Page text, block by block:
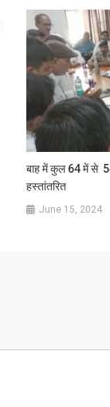
बाह में कुल 64 में से
हस्तांतरित
June 15, 2024